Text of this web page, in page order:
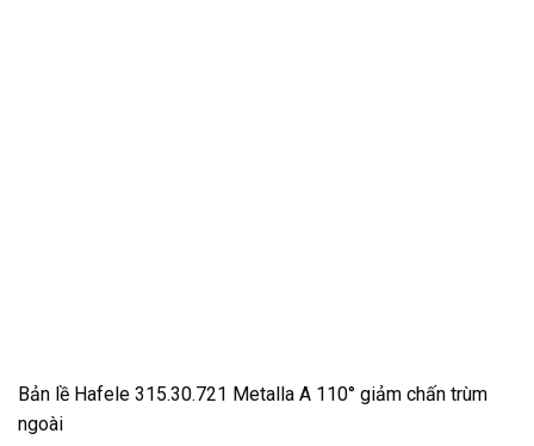
Bản lề Hafele 315.30.721 Metalla A 110° giảm chấn trùm
ngoài